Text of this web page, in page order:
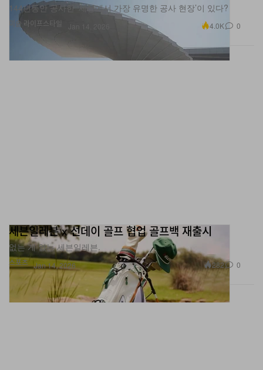
미술 라이프스타일
144년동안 공사한 ‘세상에서 가장 유명한 공사 현장’이 있다?
4.0K 0
스포츠
세븐일레븐 x 선데이 골프 협업 골프백 재출시
없는 게 없는 세븐일레븐.
Jan 14, 2026 282 0